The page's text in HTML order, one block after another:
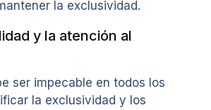
la exclusividad.
y la atención al
ser impecable en todos los
la exclusividad y los